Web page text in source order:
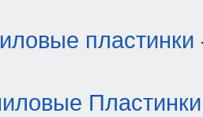
пластинки
Пластинки